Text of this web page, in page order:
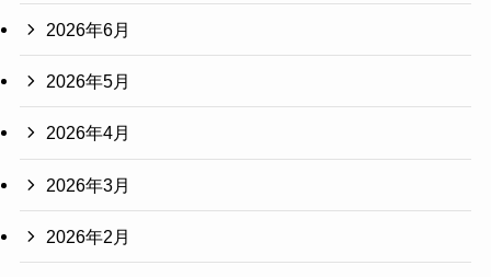
2026年6月
2026年5月
2026年4月
2026年3月
2026年2月